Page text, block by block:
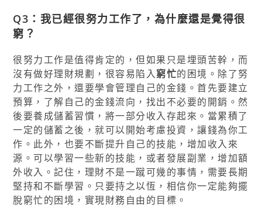
Q3：我已經很努力工作了，為什麼還是覺得很
窮？
很努力工作是值得肯定的，但如果只是埋頭苦幹，而
沒有做好理財規劃，很容易陷入窮忙的困境。除了努
力工作之外，還要學會管理自己的金錢。首先要建立
預算，了解自己的金錢流向，找出不必要的開銷。然
後要養成儲蓄習慣，將一部分收入存起來。當累積了
一定的儲蓄之後，就可以開始考慮投資，讓錢為你工
作。此外，也要不斷提升自己的技能，增加收入來
源。可以學習一些新的技能，或者發展副業，增加額
外收入。記住，理財不是一蹴可幾的事情，需要長期
堅持和不斷學習。只要持之以恆，相信你一定能夠擺
脫窮忙的困境，實現財務自由的目標。